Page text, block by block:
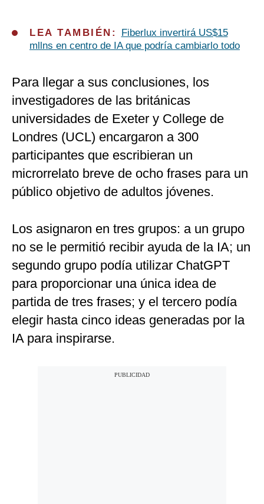
LEA TAMBIÉN:
Fiberlux invertirá US$15
mllns en centro de IA que podría cambiarlo todo
Para llegar a sus conclusiones, los
investigadores de las británicas
universidades de Exeter y College de
Londres (UCL) encargaron a 300
participantes que escribieran un
microrrelato breve de ocho frases para un
público objetivo de adultos jóvenes.
Los asignaron en tres grupos: a un grupo
no se le permitió recibir ayuda de la IA; un
segundo grupo podía utilizar ChatGPT
para proporcionar una única idea de
partida de tres frases; y el tercero podía
elegir hasta cinco ideas generadas por la
IA para inspirarse.